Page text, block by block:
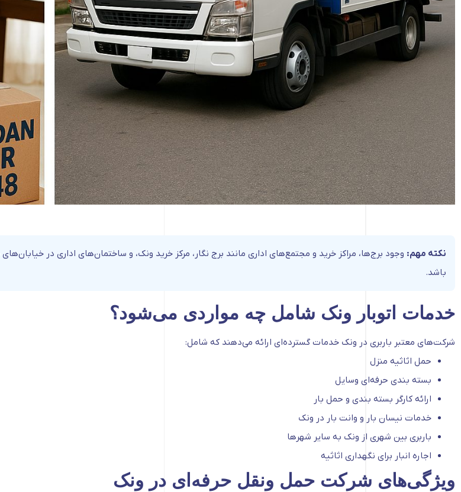
نکته مهم: وجود برج‌ها، مراکز خرید و مجتمع‌های اداری مانند برج نگار، مرکز خرید ونک، و ساختمان‌های اداری در
باشد.
خدمات اتوبار ونک شامل چه مواردی می‌شود؟
شرکت‌های معتبر باربری در ونک خدمات گسترده‌ای ارائه می‌دهند که شامل:
حمل اثاثیه منزل
بسته بندی حرفه‌ای وسایل
ارائه کارگر بسته بندی و حمل بار
خدمات نیسان بار و وانت بار در ونک
باربری بین شهری از ونک به سایر شهرها
اجاره انبار برای نگهداری اثاثیه
ویژگی‌های شرکت حمل ونقل حرفه‌ای در ونک